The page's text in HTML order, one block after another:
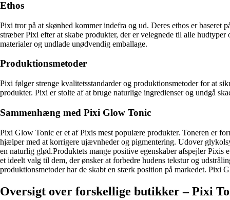
Ethos
Pixi tror på at skønhed kommer indefra og ud. Deres ethos er baseret
stræber Pixi efter at skabe produkter, der er velegnede til alle
materialer og undlade unødvendig emballage.
Produktionsmetoder
Pixi følger strenge kvalitetsstandarder og produktionsmetoder for at
produkter. Pixi er stolte af at bruge naturlige ingredienser og undgå
Sammenhæng med Pixi Glow Tonic
Pixi Glow Tonic er et af Pixis mest populære produkter. Toneren er
hjælper med at korrigere ujævnheder og pigmentering. Udover
en naturlig glød.Produktets mange positive egenskaber afspejler
et ideelt valg til dem, der ønsker at forbedre hudens tekstur og
produktionsmetoder har de skabt en stærk position på markedet. Pixi
Oversigt over forskellige butikker – Pixi